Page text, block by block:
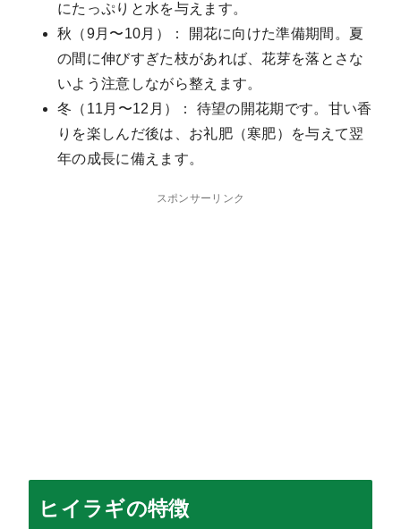
にたっぷりと水を与えます。
秋（9月〜10月）： 開花に向けた準備期間。夏
の間に伸びすぎた枝があれば、花芽を落とさな
いよう注意しながら整えます。
冬（11月〜12月）： 待望の開花期です。甘い香
りを楽しんだ後は、お礼肥（寒肥）を与えて翌
年の成長に備えます。
スポンサーリンク
ヒイラギの特徴